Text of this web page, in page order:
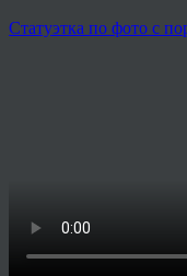
Статуэтка по фото с